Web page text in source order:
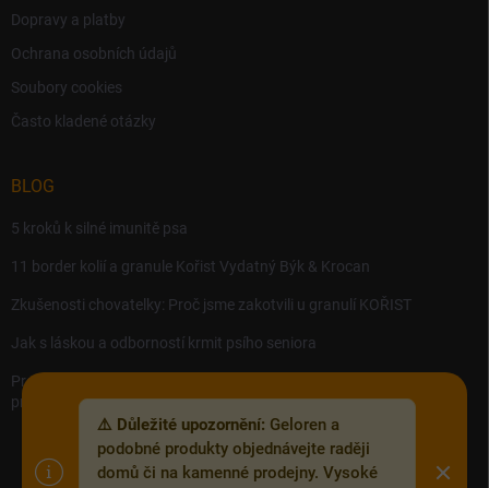
⚠️ Důležité upozornění: Geloren a
podobné produkty objednávejte raději
domů či na kamenné prodejny. Vysoké
Dopravy a platby
Ochrana osobních údajů
Soubory cookies
Často kladené otázky
BLOG
5 kroků k silné imunitě psa
11 border kolií a granule Kořist Vydatný Býk & Krocan
Zkušenosti chovatelky: Proč jsme zakotvili u granulí KOŘIST
Jak s láskou a odborností krmit psího seniora
Precision MICROBES – Koktejl tělu prospěšných živých bakterií,
probiotik a postbiotik.